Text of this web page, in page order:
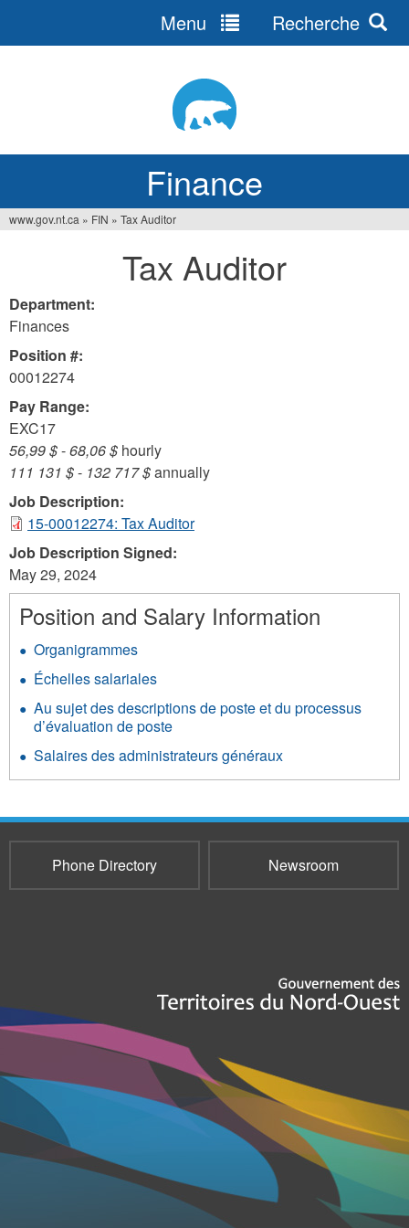
Finance
Menu Recherche
here
www.gov.nt.ca » FIN » Tax Auditor
Tax Auditor
Department:
Finances
Position #:
00012274
Pay Range:
EXC17
56,99 $-68,06 $ hourly
111 131 $- 132 717 $annually
Job Description:
15-00012274: Tax Auditor
Job Description Signed:
May 29, 2024
Position and Salary Information
Organigrammes
Échelles salariales
Au sujet des descriptions de poste et du processus
d’évaluation de poste
Salaires des administrateurs généraux
Phone Directory Newsroom